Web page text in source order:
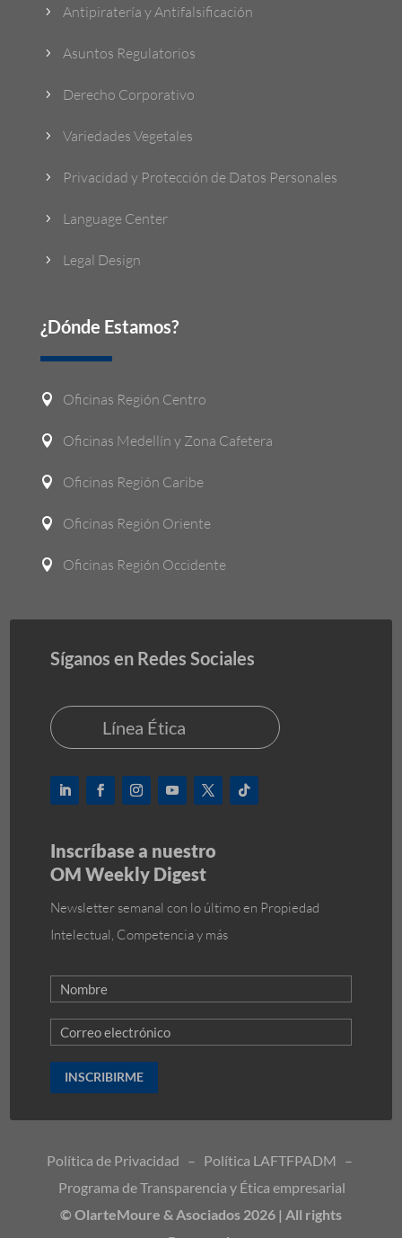
5 Antipiratería y Antifalsificación
5 Asuntos Regulatorios
5 Derecho Corporativo
5 Variedades Vegetales
5 Privacidad y Protección de Datos Personales
5 Language Center
5 Legal Design
¿Dónde Estamos?
 Oficinas Región Centro
 Oficinas Medellín y Zona Cafetera
 Oficinas Región Caribe
 Oficinas Región Oriente
 Oficinas Región Occidente
Síganos en Redes Sociales
Línea Ética
Inscríbase a nuestro
OM Weekly Digest
Newsletter semanal con lo último en Propiedad
Intelectual, Competencia y más
INSCRIBIRME
Política de Privacidad – Política LAFTFPADM –
Programa de Transparencia y Ética empresarial
© OlarteMoure & Asociados 2026 | All rights